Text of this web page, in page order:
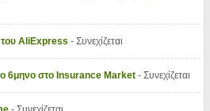
του AliExpress - Συνεχίζεται
6μηνο στο Insurance Market - Συνεχίζεται